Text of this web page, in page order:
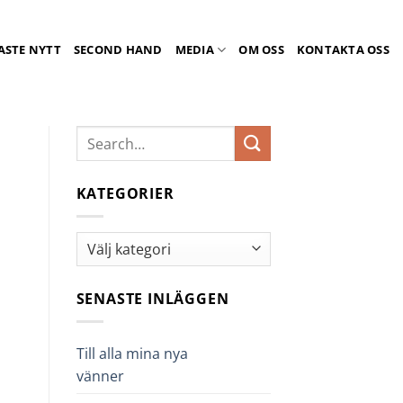
NYTT SECOND HAND MEDIA OM OSS KONTAKTA OSS
KATEGORIER
Kategorier
SENASTE INLÄGGEN
Till alla mina nya
vänner